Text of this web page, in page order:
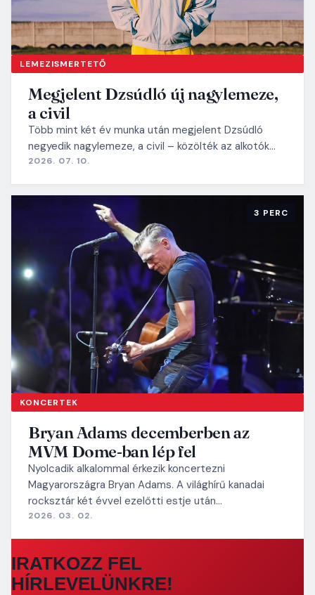
LEMEZISMERTETŐ
Megjelent Dzsúdló új nagylemeze,
a civil
Több mint két év munka után megjelent Dzsúdló
negyedik nagylemeze, a civil – közölték az alkotók…
2026. 07. 10.
KONCERTEK
3 PERC
Bryan Adams decemberben az
MVM Dome-ban lép fel
Nyolcadik alkalommal érkezik koncertezni
Magyarországra Bryan Adams. A világhírű kanadai
rocksztár két évvel ezelőtti estje után…
2026. 03. 02.
IRATKOZZ FEL
HÍRLEVELÜNKRE!